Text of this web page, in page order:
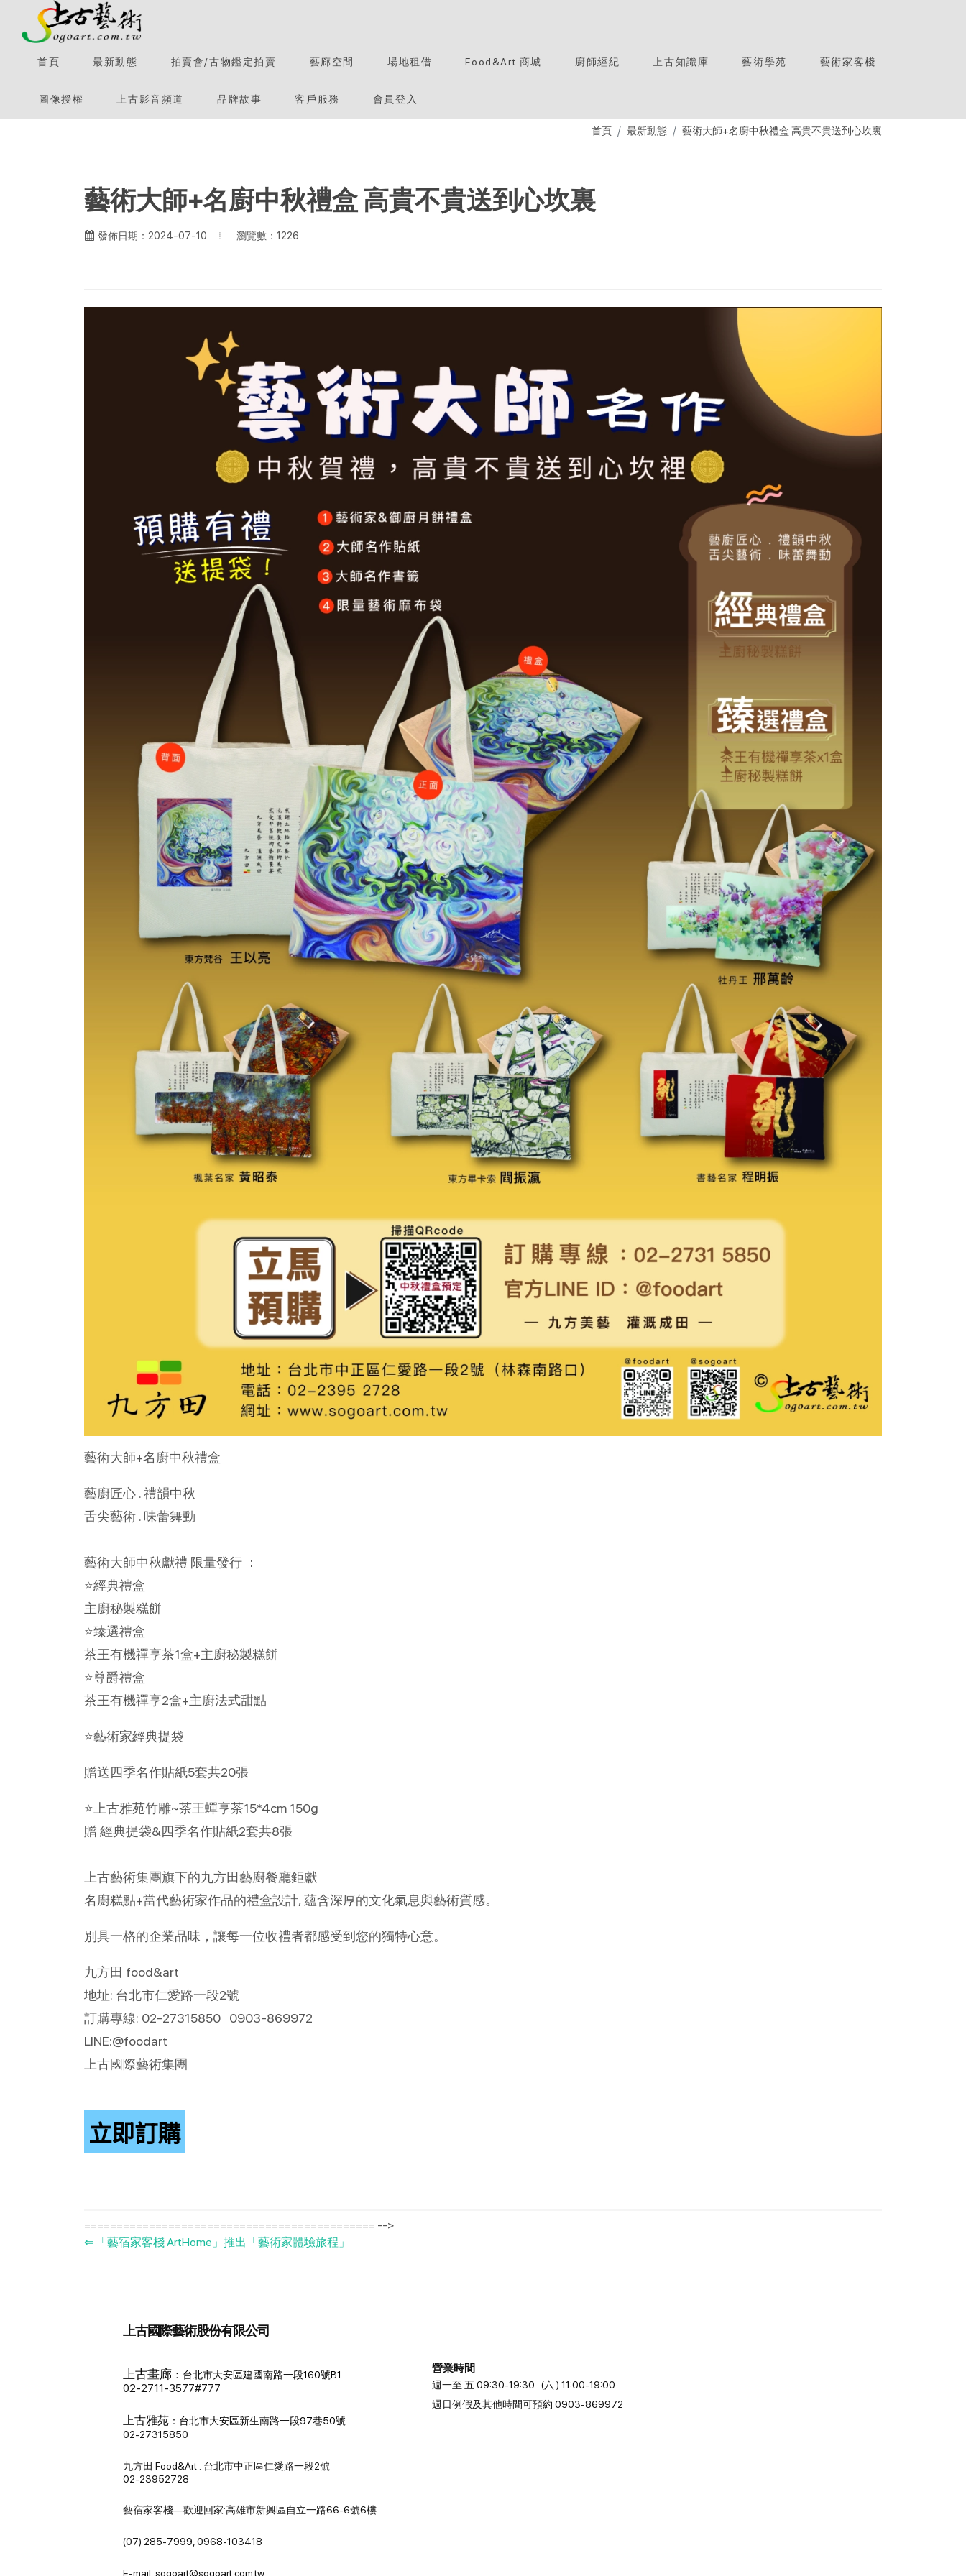
首頁 最新動態 拍賣會/古物鑑定拍賣 藝廊空間 場地租借 Food&Art 商城 廚師經紀 上古知識庫 藝術學苑 藝術家客棧
圖像授權 上古影音頻道 品牌故事 客戶服務 會員登入
首頁 最新動態 藝術大師+名廚中秋禮盒 高貴不貴送到心坎裏
藝術大師+名廚中秋禮盒 高貴不貴送到心坎裏
發佈日期：2024-07-10 瀏覽數：1226
藝術大師+名廚中秋禮盒
藝廚匠心 . 禮韻中秋
舌尖藝術 . 味蕾舞動
藝術大師中秋獻禮 限量發行 ：
⭐️經典禮盒
主廚秘製糕餅
⭐️臻選禮盒
茶王有機禪享茶1盒+主廚秘製糕餅
⭐️尊爵禮盒
茶王有機禪享2盒+主廚法式甜點
⭐️藝術家經典提袋
贈送四季名作貼紙5套共20張
⭐️上古雅苑竹雕~茶王蟬享茶15*4cm 150g
贈 經典提袋&四季名作貼紙2套共8張
上古藝術集團旗下的九方田藝廚餐廳鉅獻
名廚糕點+當代藝術家作品的禮盒設計, 蘊含深厚的文化氣息與藝術質感。
別具一格的企業品味，讓每一位收禮者都感受到您的獨特心意。
九方田 food&art
地址: 台北市仁愛路一段2號
訂購專線: 02-27315850 0903-869972
LINE:@foodart
上古國際藝術集團
立即訂購
============================================= -->
⇐
「藝宿家客棧 ArtHome」推出「藝術家體驗旅程」
上古國際藝術股份有限公司
上古畫廊 ： 台北市大安區建國南路一段160號B1
02-2711-3577#777
上古雅苑 ： 台北市大安區新生南路一段97巷50號
02-27315850
九方田 Food&Art : 台北市中正區仁愛路一段2號
02-23952728
藝宿家客棧—歡迎回家:高雄市新興區自立一路66-6號6樓
(07) 285-7999, 0968-103418
E-mail: sogoart@sogoart.com.tw
營業時間
週一至 五 09:30-19:30 (六 ) 11:00-19:00
週日例假及其他時間可預約 0903-869972